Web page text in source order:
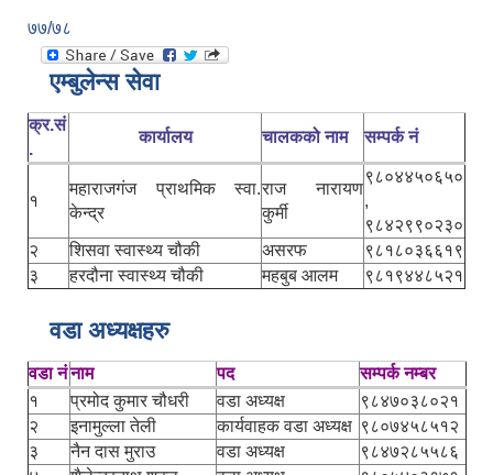
७७/७८
एम्बुलेन्स सेवा
क्र.सं
.
कार्यालय चालकको नाम सम्पर्क नं
१
महाराजगंज प्राथमिक स्वा.
केन्द्र
राज नारायण
कुर्मी
९८०४४५०६५०
,
९८४२९९०२३०
२
शिसवा स्वास्थ्य चौकी असरफ
९८१८०३६६१९
३
हरदौना स्वास्थ्य चौकी महबुब आलम ९८१९४४८५२१
वडा अध्यक्षहरु
वडा नंनाम पद
सम्पर्क नम्बर
१
प्रमोद कुमार चौधरी वडा अध्यक्ष
९८४७०३८०२१
२
इनामुल्ला तेली कार्यवाहक वडा अध्यक्ष ९८०७४५८५१२
३
नैन दास मुराउ वडा अध्यक्ष
९८४७२८५५८६